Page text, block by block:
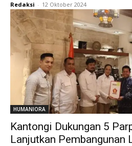
Redaksi - 12 Oktober 2024
HUMANIORA
Kantongi Dukungan 5
Lanjutkan Pembangunan